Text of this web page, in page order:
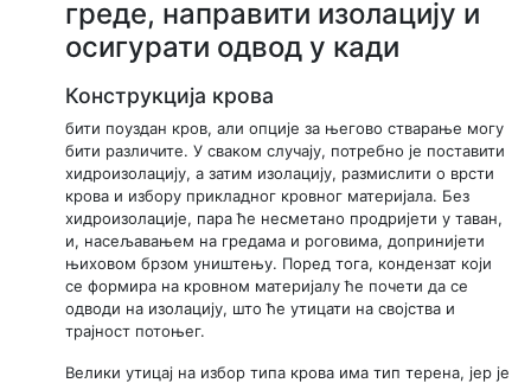
греде, направити изолацију и
осигурати одвод у кади
Конструкција крова
бити поуздан кров, али опције за његово стварање могу
бити различите. У сваком случају, потребно је поставити
хидроизолацију, а затим изолацију, размислити о врсти
крова и избору прикладног кровног материјала. Без
хидроизолације, пара ће несметано продријети у таван,
и, насељавањем на гредама и роговима, допринијети
њиховом брзом уништењу. Поред тога, кондензат који
се формира на кровном материјалу ће почети да се
одводи на изолацију, што ће утицати на својства и
трајност потоњег.
Велики утицај на избор типа крова има тип терена, јер је